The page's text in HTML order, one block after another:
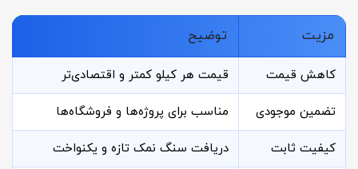
مزیت توضیح
کاهش قیمت قیمت هر کیلو کمتر و اقتصادی‌تر
تضمین موجودی مناسب برای پروژه‌ها و فروشگاه‌ها
کیفیت ثابت دریافت سنگ نمک تازه و یکنواخت